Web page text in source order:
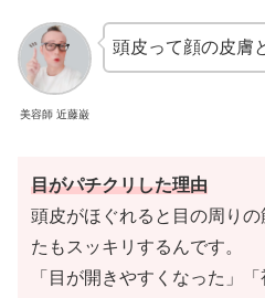
美容師 近藤巌
頭皮って顔の皮膚
目がパチクリした理由
頭皮がほぐれると目の周り
たもスッキリするんです。
「目が開きやすくなった」